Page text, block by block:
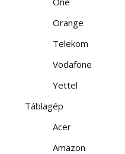
Orange
Telekom
Vodafone
Yettel
Táblagép
Acer
Amazon